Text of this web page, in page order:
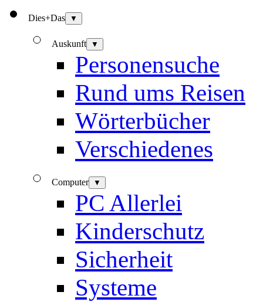
Dies+Das ▼
Auskunft ▼
Personensuche
Rund ums Reisen
Wörterbücher
Verschiedenes
Computer ▼
PC Allerlei
Kinderschutz
Sicherheit
Systeme